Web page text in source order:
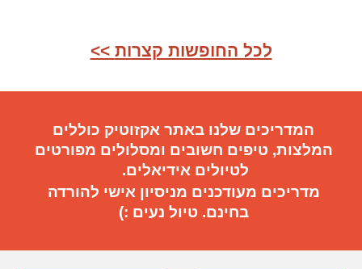
<< לכל החופשות קצרות
המדריכים שלנו באתר אקזוטיק כוללים
המלצות, טיפים חשובים ומסלולים מפורטים
לטיולים אידיאלים.
מדריכים מעודכנים מניסיון אישי להורדה
בחינם. טיול נעים :)